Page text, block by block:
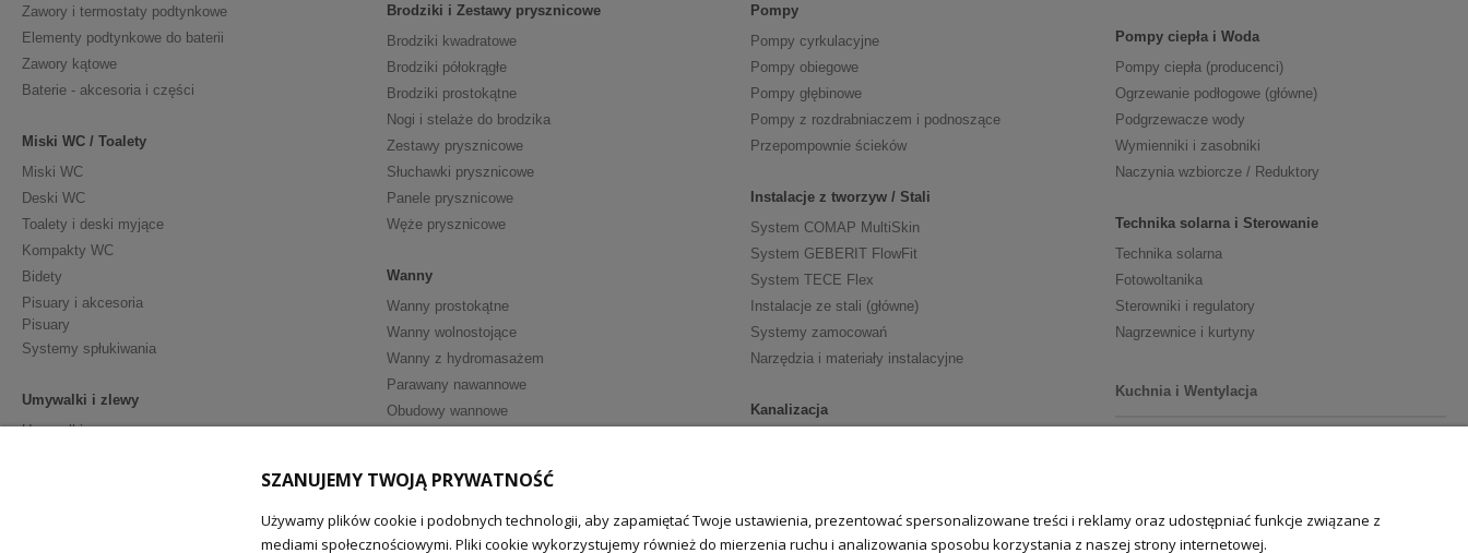
Zawory i termostaty podtynkowe
Elementy podtynkowe do baterii
Zawory kątowe
Baterie - akcesoria i części
Miski WC / Toalety
Miski WC
Deski WC
Toalety i deski myjące
Kompakty WC
Bidety
Pisuary i akcesoria
Pisuary
Systemy spłukiwania
Umywalki i zlewy
Umywalki
Brodziki i Zestawy prysznicowe
Brodziki kwadratowe
Brodziki półokrągłe
Brodziki prostokątne
Nogi i stelaże do brodzika
Zestawy prysznicowe
Słuchawki prysznicowe
Panele prysznicowe
Węże prysznicowe
Wanny
Wanny prostokątne
Wanny wolnostojące
Wanny z hydromasażem
Parawany nawannowe
Obudowy wannowe
Szafki podumywalkowe
Umywalki z szafką
Lustra łazienkowe
Pompy
Pompy cyrkulacyjne
Pompy obiegowe
Pompy głębinowe
Pompy z rozdrabniaczem i podnoszące
Przepompownie ścieków
Instalacje z tworzyw / Stali
System COMAP MultiSkin
System GEBERIT FlowFit
System TECE Flex
Instalacje ze stali (główne)
Systemy zamocowań
Narzędzia i materiały instalacyjne
Kanalizacja
Zasuwy burzowe
Pompy ciepła i Woda
Pompy ciepła (producenci)
Ogrzewanie podłogowe (główne)
Podgrzewacze wody
Wymienniki i zasobniki
Naczynia wzbiorcze / Reduktory
Technika solarna i Sterowanie
Technika solarna
Fotowoltanika
Sterowniki i regulatory
Nagrzewnice i kurtyny
Kuchnia i Wentylacja
Młynki do odpadów
SZANUJEMY TWOJĄ PRYWATNOŚĆ
Używamy plików cookie i podobnych technologii, aby zapamiętać Twoje ustawienia, prezentować spersonalizowane treści i reklamy oraz udostępniać funkcje związane z
mediami społecznościowymi. Pliki cookie wykorzystujemy również do mierzenia ruchu i analizowania sposobu korzystania z naszej strony internetowej.